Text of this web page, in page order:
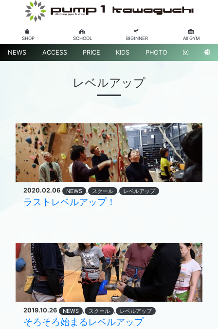
SHOP SCHOOL BIGINNER All GYM
NEWS ACCESS PRICE KIDS PHOTO
レベルアップ
2020.02.06 NEWS , スクール , レベルアップ
ラストレベルアップ！
2019.10.26 NEWS , スクール , レベルアップ
そろそろ始まるレベルアップ